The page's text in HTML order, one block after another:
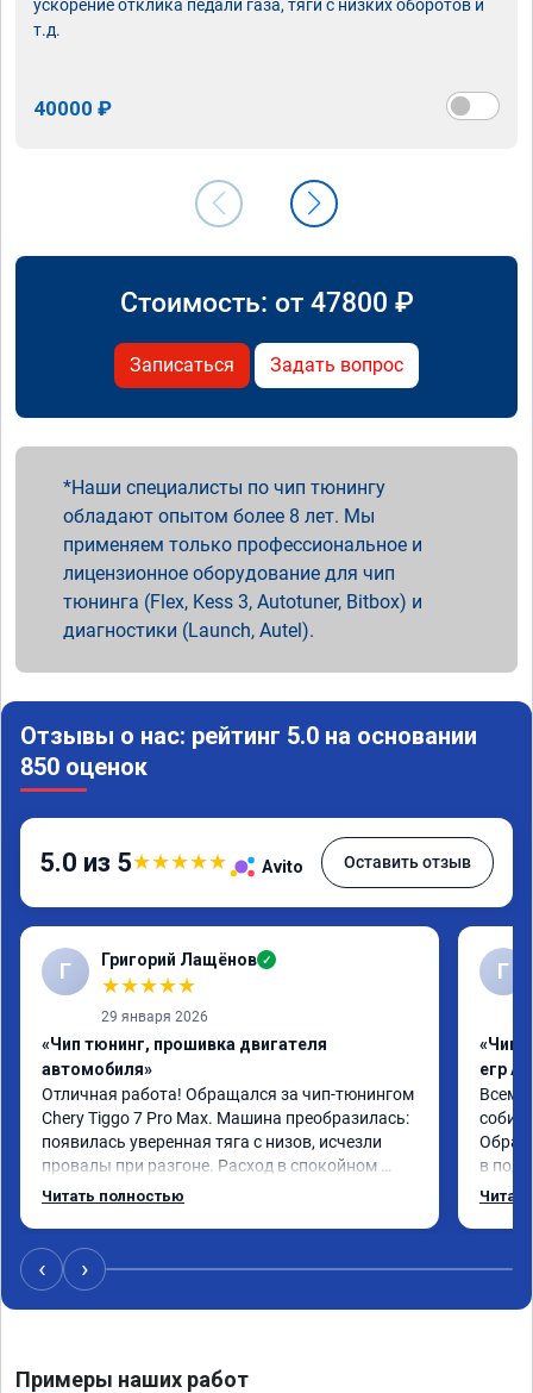
ускорение отклика педали газа, тяги с низких оборотов и
т.д.
40000 ₽
Стоимость: от 47800 ₽
Записаться Задать вопрос
Наши специалисты по чип тюнингу
обладают опытом более 8 лет. Мы
применяем только профессиональное и
лицензионное оборудование для чип
тюнинга (Flex, Kess 3, Autotuner, Bitbox) и
диагностики (Launch, Autel).
Отзывы о нас: рейтинг 5.0 на основании
850 оценок
5.0 из 5★★★★★ Avito Оставить отзыв
Г Григорий Лащёнов ✓
★★★★★
29 января 2026
«Чип тюнинг, прошивка двигателя
автомобиля»
Отличная работа! Обращался за чип-тюнингом
Chery Tiggo 7 Pro Max. Машина преобразилась:
появилась уверенная тяга с низов, исчезли
провалы при разгоне. Расход в спокойном
режиме даже немного снизился. Все сделали
Читать полностью
Г
«Чип
егр
Всем
в
‹ ›
Примеры наших работ